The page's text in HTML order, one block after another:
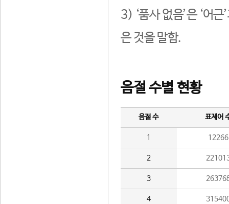
3) ‘품사 없음’은 ‘어
은 것을 말함.
음절 수별 현황
음절 수 표제어
1 12266
2
3
4